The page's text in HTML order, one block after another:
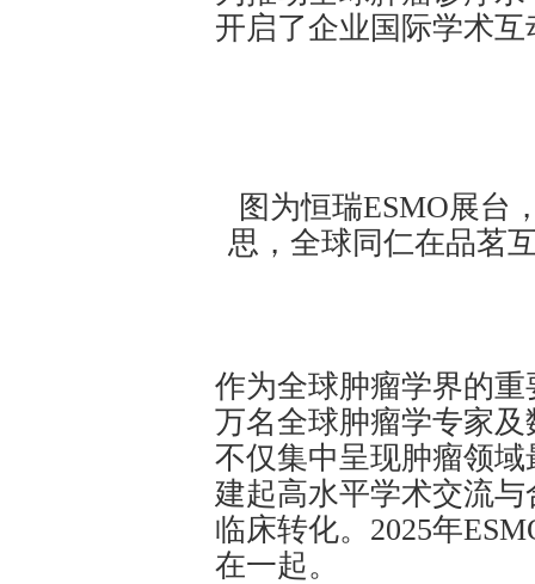
开启了企业国际学术
图为恒瑞ESMO展台
思，全球同仁在品茗
作为全球肿瘤学界的
万名全球肿瘤学专家
不仅集中呈现肿瘤领
建起高水平学术交流
临床转化。2025年
在一起。